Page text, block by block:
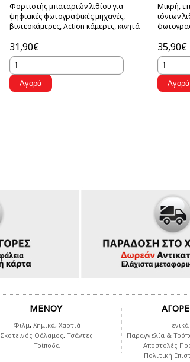
Φορτιστής μπαταριών λιθίου για
ψηφιακές φωτογραφικές μηχανές,
βιντεοκάμερες, Action κάμερες, κινητά
31,90€
Μικρή,
ιόντων
35,90€
ΜΕΝΟΥ
Φιλμ, Χημικά, Χαρτιά
Σκοτεινός Θάλαμος, Τσάντες
Τρίποδα
Γενικά
Παραγγελία &
Αποστολές
Πολιτική